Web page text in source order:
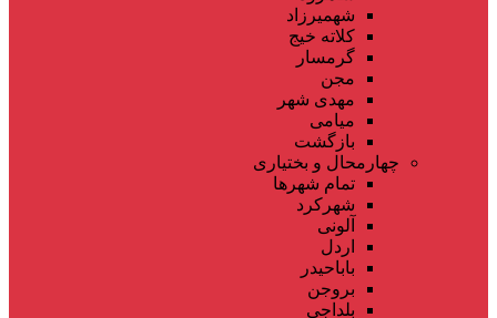
شهمیرزاد
کلاته خیج
گرمسار
مجن
مهدی شهر
میامی
بازگشت
چهارمحال و بختیاری
تمام شهر‌ها
شهرکرد
آلونی
اردل
باباحیدر
بروجن
بلداجی